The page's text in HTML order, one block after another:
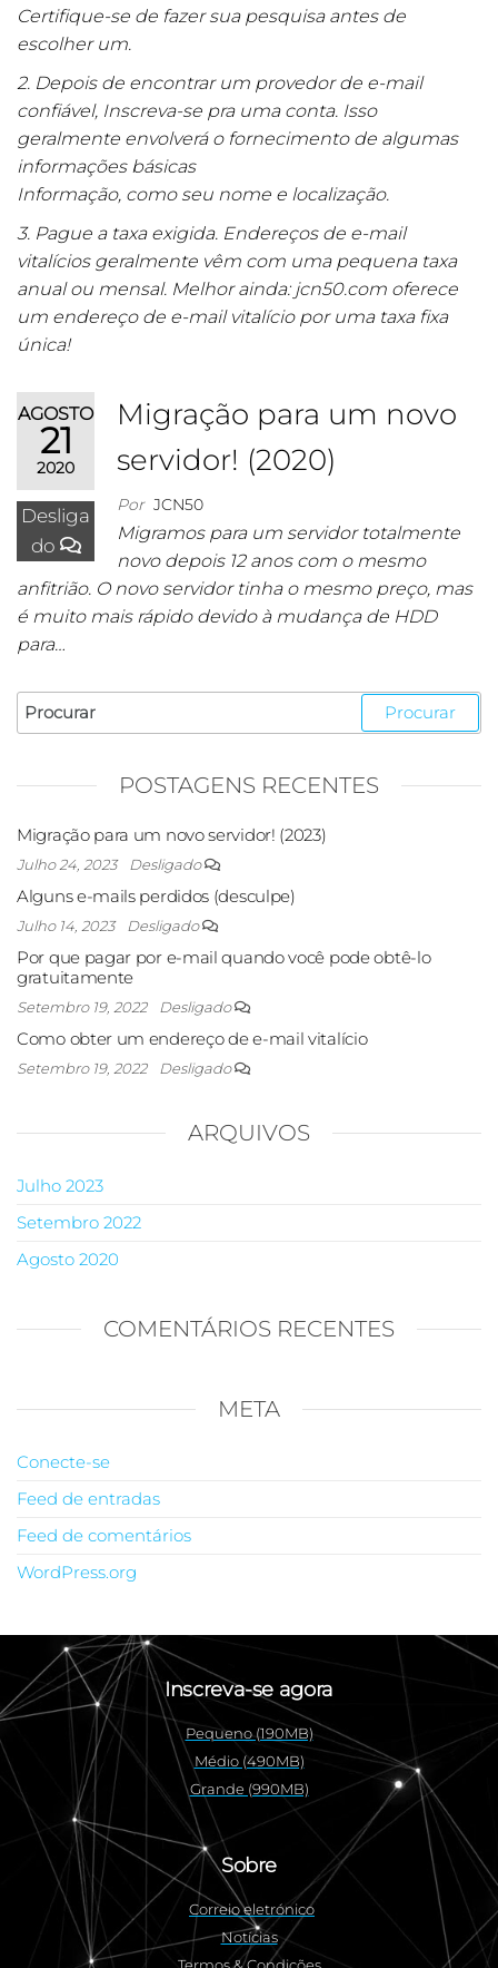
Certifique-se de fazer sua pesquisa antes de
escolher um.
2. Depois de encontrar um provedor de e-mail
confiável, Inscreva-se pra uma conta. Isso
geralmente envolverá o fornecimento de algumas
informações básicas
Informação, como seu nome e localização.
3. Pague a taxa exigida. Endereços de e-mail
vitalícios geralmente vêm com uma pequena taxa
anual ou mensal. Melhor ainda: jcn50.com oferece
um endereço de e-mail vitalício por uma taxa fixa
única!
AGOSTO
21
2020
Desliga
do
Migração para um novo
servidor! (2020)
Por JCN50
Migramos para um servidor totalmente
novo depois 12 anos com o mesmo
anfitrião. O novo servidor tinha o mesmo preço, mas
é muito mais rápido devido à mudança de HDD
para…
POSTAGENS RECENTES
Migração para um novo servidor! (2023)
Julho 24, 2023 Desligado
Alguns e-mails perdidos (desculpe)
Julho 14, 2023 Desligado
Por que pagar por e-mail quando você pode obtê-lo
gratuitamente
Setembro 19, 2022 Desligado
Como obter um endereço de e-mail vitalício
Setembro 19, 2022 Desligado
ARQUIVOS
Julho 2023
Setembro 2022
Agosto 2020
COMENTÁRIOS RECENTES
META
Conecte-se
Feed de entradas
Feed de comentários
WordPress.org
Inscreva-se agora
Pequeno (190MB)
Médio (490MB)
Grande (990MB)
Sobre
Correio eletrónico
Notícias